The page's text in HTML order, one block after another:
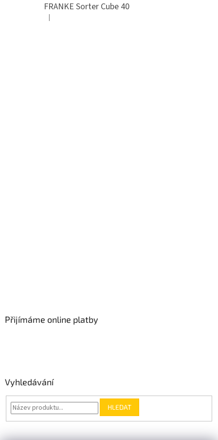
FRANKE Sorter Cube 40
Hodnocení produktu je 3 z 5 hvězdiček.
|
Přijímáme online platby
Vyhledávání
HLEDAT